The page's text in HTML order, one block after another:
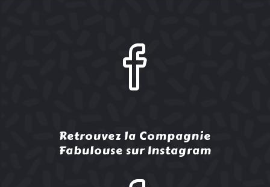
Retrouvez la Compagnie
Fabulouse sur Instagram